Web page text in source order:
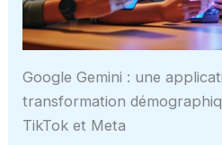
Google Gemini : une
transformation
TikTok et Meta